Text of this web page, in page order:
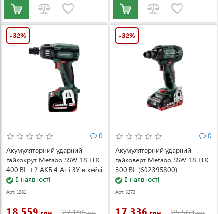
-32%
0
Акумуляторний ударний
гайкокрут Metabo SSW 18 LTX
400 BL +2 АКБ 4 Аг і ЗУ в кейсі
(602205500)
В наявності
Арт: 1381
18 559 27 196
-32%
0
Акумуляторний ударний
гайковерт Metabo SSW 18 LTX
300 BL (602395800)
В наявності
Арт: 3273
17 336 25 563